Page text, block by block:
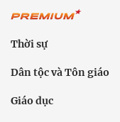
Thời sự
Dân tộc và Tôn giáo
Giáo dục